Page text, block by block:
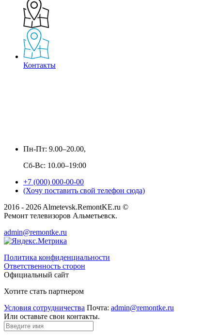
Контакты
Пн-Пт: 9.00–20.00,
Сб-Вс: 10.00–19:00
+7 (000) 000-00-00
(Хочу поставить свой телефон сюда)
2016 - 2026 Almetevsk.RemontKE.ru ©
Ремонт телевизоров Альметьевск.
admin@remontke.ru
Политика конфиденциальности
Ответственность сторон
Официальный сайт
Хотите стать партнером
Условия сотрудничества Почта: admin@remontke.ru
Или оставьте свои контакты.